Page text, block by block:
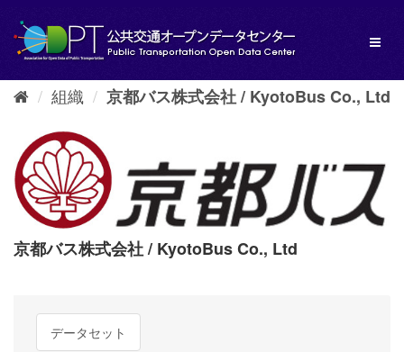
し
組織 京都バス株式会社 / KyotoBus Co., Ltd
京都バス株式会社 / KyotoBus Co., Ltd
データセット